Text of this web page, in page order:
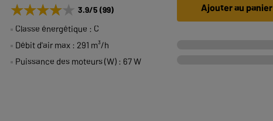
★★★★★
★★★★★ 3.9/5 (99)
Classe énergétique : C
Débit d'air max : 291 m³/h
Puissance des moteurs (W) : 67 W
Ajouter au panier